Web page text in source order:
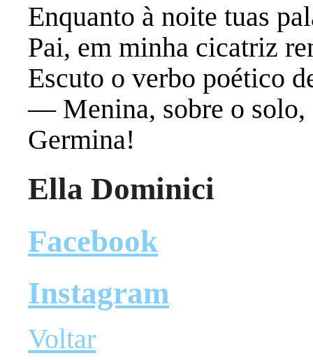
Enquanto à noite tuas
Pai, em minha cicatriz
Escuto o verbo poético
— Menina, sobre o solo,
Germina!
Ella Dominici
Facebook
Instagram
Voltar